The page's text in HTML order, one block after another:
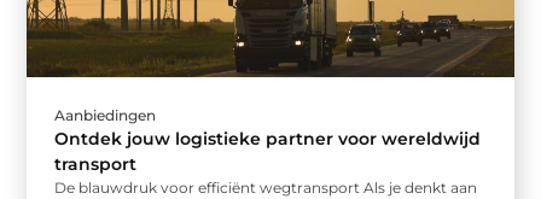
Aanbiedingen
Ontdek jouw logistieke partner voor wereldwijd
transport
De blauwdruk voor efficiënt wegtransport Als je denkt aan